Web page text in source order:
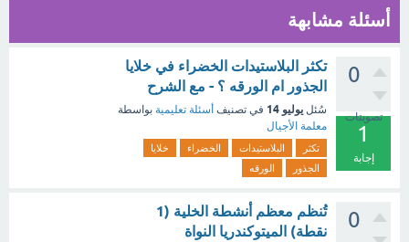
أسئلة مشابهة
0
تصويتات
1
إجابة
تكثر البلاستيدات الخضراء في خلايا
الجذور ام الورقه ؟ - مع الشرح
سُئل يوليو 14 في تصنيف أسئلة تعليمية بواسطة
معلمة الأجيال
تكثر البلاستيدات الخضراء
خلايا
الجذور
الورقه
0
تُنظم معظم أنشطة الخلية (1
نقطة) الميتوكندريا النواة